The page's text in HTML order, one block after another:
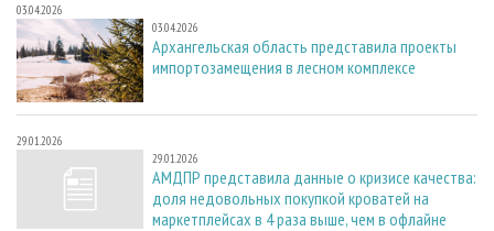
03.04.2026
03.04.2026
Архангельская область представила проекты
импортозамещения в лесном комплексе
29.01.2026
29.01.2026
АМДПР представила данные о кризисе качества:
доля недовольных покупкой кроватей на
маркетплейсах в 4 раза выше, чем в офлайне